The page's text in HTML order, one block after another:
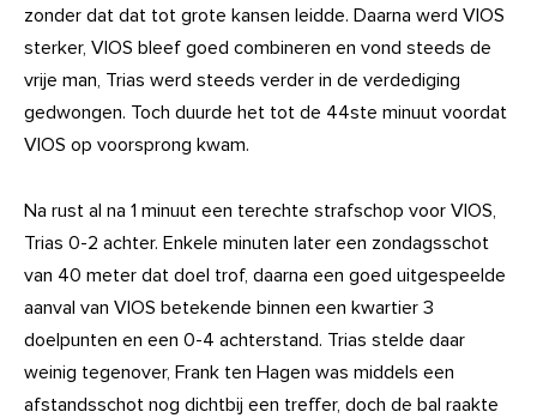
zonder dat dat tot grote kansen leidde. Daarna werd VIOS
sterker, VIOS bleef goed combineren en vond steeds de
vrije man, Trias werd steeds verder in de verdediging
gedwongen. Toch duurde het tot de 44ste minuut voordat
VIOS op voorsprong kwam.
Na rust al na 1 minuut een terechte strafschop voor VIOS,
Trias 0-2 achter. Enkele minuten later een zondagsschot
van 40 meter dat doel trof, daarna een goed uitgespeelde
aanval van VIOS betekende binnen een kwartier 3
doelpunten en een 0-4 achterstand. Trias stelde daar
weinig tegenover, Frank ten Hagen was middels een
afstandsschot nog dichtbij een treffer, doch de bal raakte